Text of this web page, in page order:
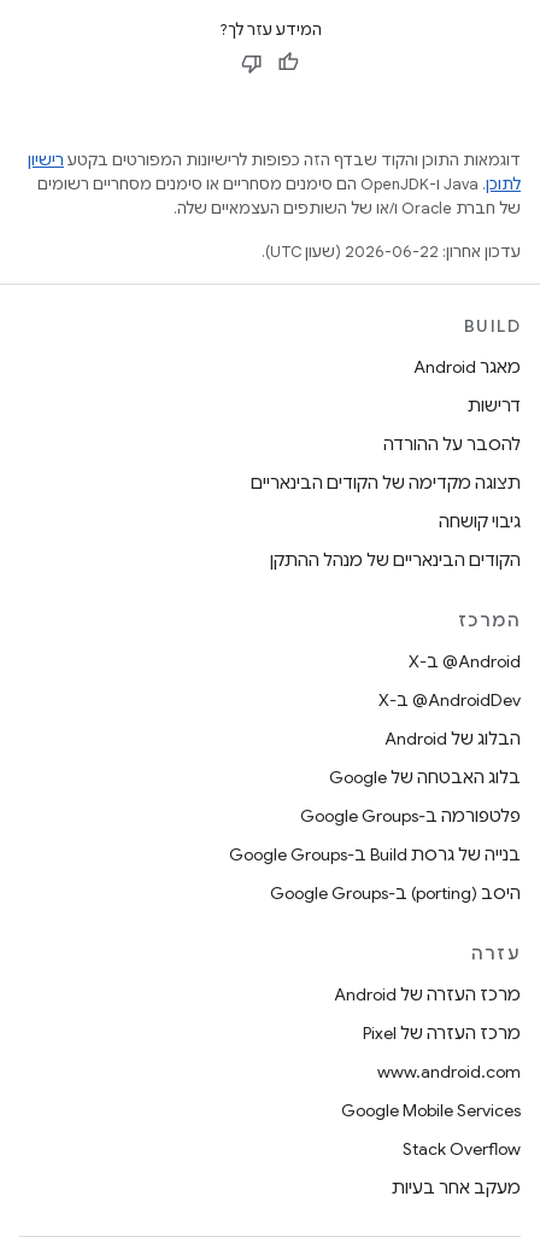
המידע עזר לך?
דוגמאות התוכן והקוד שבדף הזה כפופות לרישיונות המפורטים בקטע רישיון
לתוכן
.‏ Java ו-OpenJDK הם סימנים מסחריים או סימנים מסחריים רשומים
של חברת Oracle ו/או של השותפים העצמאיים שלה.
עדכון אחרון: 2026-06-22 (שעון UTC).
BUILD
מאגר Android
דרישות
להסבר על ההורדה
תצוגה מקדימה של הקודים הבינאריים
גיבוי קושחה
הקודים הבינאריים של מנהל ההתקן
המרכז
‫‎@Android ב-X
‫‎@AndroidDev ב-X
הבלוג של Android
בלוג האבטחה של Google
פלטפורמה ב-Google Groups
בנייה של גרסת Build ב-Google Groups
היסב (porting) ב-Google Groups
עזרה
מרכז העזרה של Android
מרכז העזרה של Pixel
www.android.com
Google Mobile Services
Stack Overflow
מעקב אחר בעיות